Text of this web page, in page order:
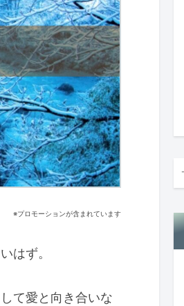
※プロモーションが含まれています
はず。
て愛と向き合いな